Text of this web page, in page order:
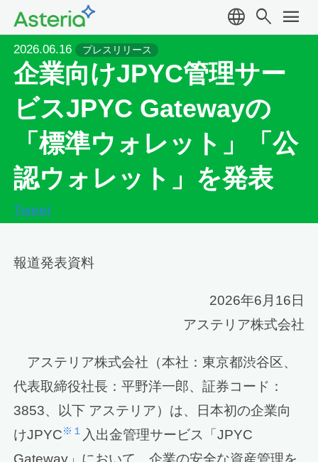
language search menu
2026.06.16 プレスリリース
企業向けJPYC管理サー
ビスJPYC Gatewayの
「標準ウォレット」「公
認ウォレット」を発表
Tweet
報道発表資料
2026年6月16日
アステリア株式会社
アステリア株式会社（本社：東京都渋谷区、
代表取締役社長：平野洋一郎、証券コード：
3853、以下 アステリア）は、日本初の企業向
けJPYC※１
入出金管理サービス「JPYC
Gateway」において、企業の安全な資産管理を